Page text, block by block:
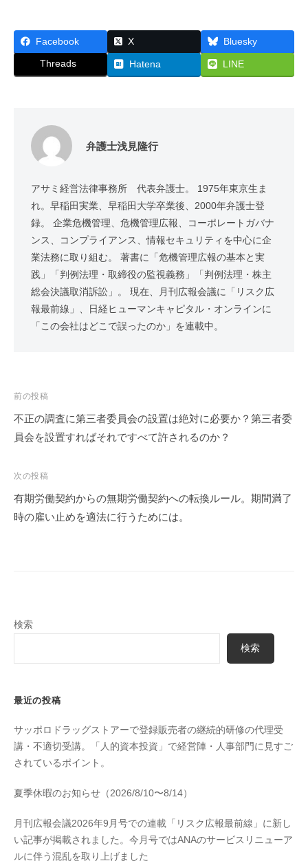
Facebook X Bluesky
Threads Hatena LINE
弁護士浅見隆行
アサミ経営法律事務所 代表弁護士。 1975年東京生ま
れ。早稲田実業、早稲田大学卒業後、2000年弁護士登
録。 企業危機管理、危機管理広報、コーポレートガバナ
ンス、コンプライアンス、情報セキュリティを中心に企
業法務に取り組む。 著書に「危機管理広報の基本と実
践」「判例法理・取締役の監視義務」「判例法理・株主
総会決議取消訴訟」。 現在、月刊広報会議に「リスク広
報最前線」、日経ヒューマンキャピタル・オンラインに
「この会社はどこで誤ったのか」を連載中。
投
稿
ナ
ゲ
ー
シ
前の投稿
不正の調査に第三者委員会の設置は絶対に必要か？第三者委
員会を設置すればそれですべて許されるのか？
次の投稿
有期労働契約からの無期労働契約への転換ルール。期間満了
時の雇い止めを適法に行うためには。
検索
検索
最近の投稿
サッポロドラッグストアーで登録販売者の継続的研修の代理受
講・不適切受講。「人的資本投資」で経営陣・人事部門に見すご
されているポイント。
夏季休暇のお知らせ（2026/8/10〜8/14）
月刊広報会議2026年9月号での連載「リスク広報最前線」に新し
い記事が掲載されました。今月号ではANAのサービスリニューア
ルに伴う混乱を取り上げました